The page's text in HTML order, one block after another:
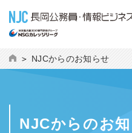
NJCからのお知らせ
NJCからのお